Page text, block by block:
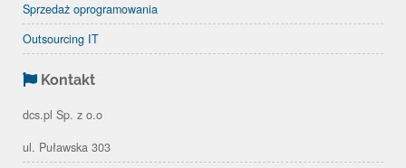
Sprzedaż oprogramowania
Outsourcing IT
Kontakt
dcs.pl Sp. z o.o
ul. Puławska 303